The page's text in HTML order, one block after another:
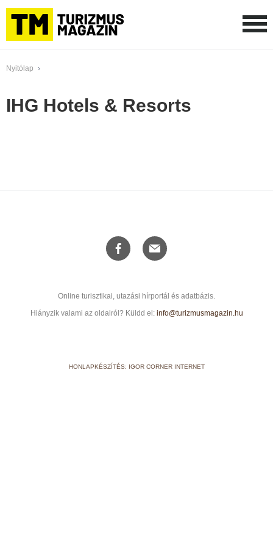
Nyitólap ›
IHG Hotels & Resorts
Online turisztikai, utazási hírportál és adatbázis.
Hiányzik valami az oldalról? Küldd el: info@turizmusmagazin.hu
HONLAPKÉSZÍTÉS: IGOR CORNER INTERNET